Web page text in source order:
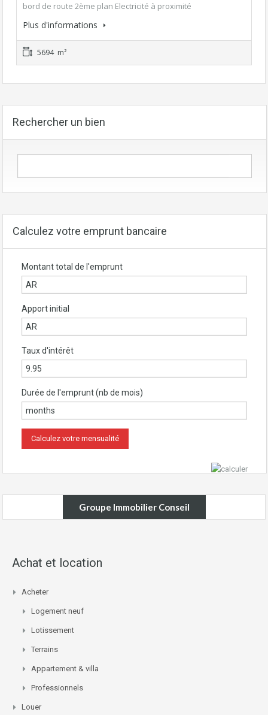
bord de route 2ème plan Electricité à proximité
Plus d'informations
5694 m²
Rechercher un bien
Calculez votre emprunt bancaire
Montant total de l'emprunt
Apport initial
Taux d'intérêt
Durée de l'emprunt (nb de mois)
Groupe Immobilier Conseil
Achat et location
Acheter
Logement neuf
Lotissement
Terrains
Appartement & villa
Professionnels
Louer